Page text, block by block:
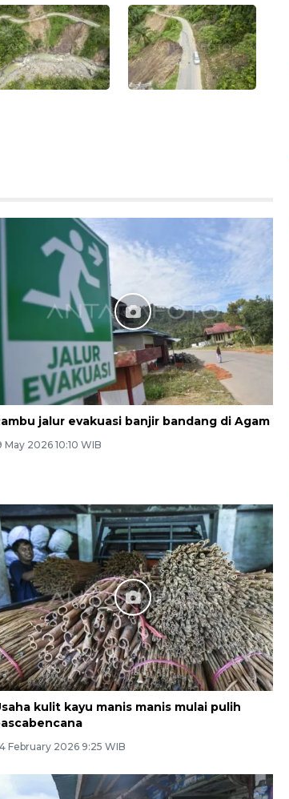
jalur evakuasi banjir bandang di Agam
May 2026 10:10 WIB
kulit kayu manis manis mulai pulih
February 2026 9:25 WIB